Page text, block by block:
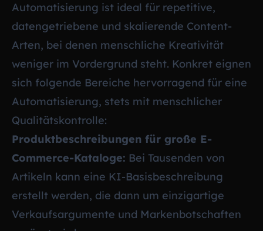
Automatisierung ist ideal für repetitive,
datengetriebene und skalierende Content-
Arten, bei denen menschliche Kreativität
weniger im Vordergrund steht. Konkret eignen
sich folgende Bereiche hervorragend für eine
Automatisierung, stets mit menschlicher
Qualitätskontrolle:
Produktbeschreibungen für große E-
Commerce-Kataloge: Bei Tausenden von
Artikeln kann eine KI-Basisbeschreibung
erstellt werden, die dann um einzigartige
Verkaufsargumente und Markenbotschaften